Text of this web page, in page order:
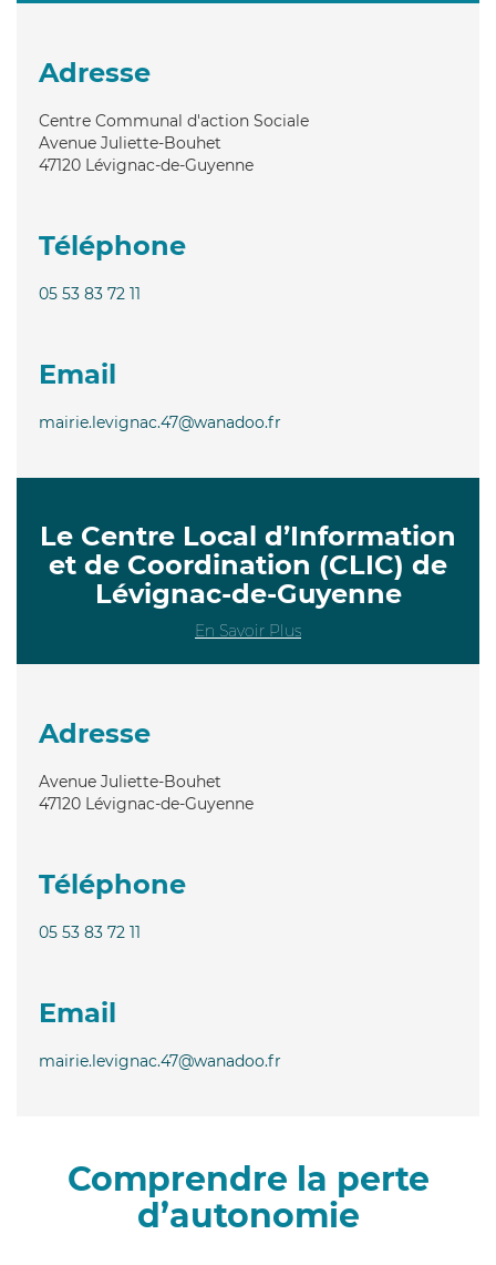
Adresse
Centre Communal d'action Sociale
Avenue Juliette-Bouhet
47120 Lévignac-de-Guyenne
Téléphone
05 53 83 72 11
Email
mairie.levignac.47@wanadoo.fr
Le Centre Local d’Information
et de Coordination (CLIC) de
Lévignac-de-Guyenne
En Savoir Plus
Adresse
Avenue Juliette-Bouhet
47120 Lévignac-de-Guyenne
Téléphone
05 53 83 72 11
Email
mairie.levignac.47@wanadoo.fr
Comprendre la perte
d’autonomie